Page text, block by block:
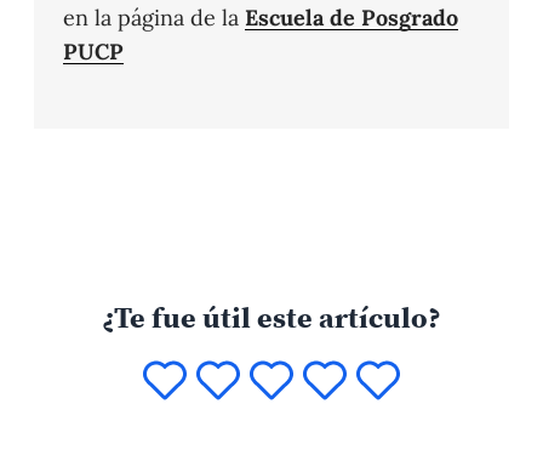
en la página de la Escuela de Posgrado
PUCP
¿Te fue útil este artículo?